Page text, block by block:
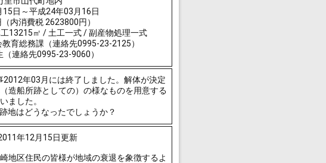
15日～平成24年03月16日
内消費税 2623800円）
13215㎡ / 土工一式 / 副産物処理一式
育総務課（連絡先0995-23-2125）
（連絡先0995-23-9060）
年03月には終了しました。解体が決定
造船所跡としての）の様なものを用意する
ました。
地はどうなったでしょうか？
年12月15日更新
地区住民の皆様が地域の衰退を象徴するよ